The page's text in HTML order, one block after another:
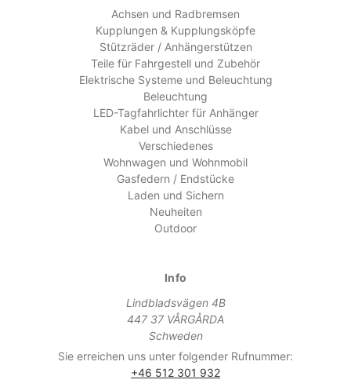
Achsen und Radbremsen
Kupplungen & Kupplungsköpfe
Stützräder / Anhängerstützen
Teile für Fahrgestell und Zubehör
Elektrische Systeme und Beleuchtung
Beleuchtung
LED-Tagfahrlichter für Anhänger
Kabel und Anschlüsse
Verschiedenes
Wohnwagen und Wohnmobil
Gasfedern / Endstücke
Laden und Sichern
Neuheiten
Outdoor
Info
Lindbladsvägen 4B
447 37 VÅRGÅRDA
Schweden
Sie erreichen uns unter folgender Rufnummer:
+46 512 301 932